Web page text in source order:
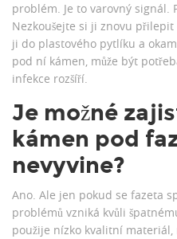
problém. Je to varovný signál.
Nezkoušejte si ji znovu
ji do plastového pytlíku a
pod ní kámen, může být
infekce rozšíří.
Je možné
kámen pod
nevyvine?
Ano. Ale jen pokud se fazeta
problémů vzniká kvůli
použije nízko kvalitní